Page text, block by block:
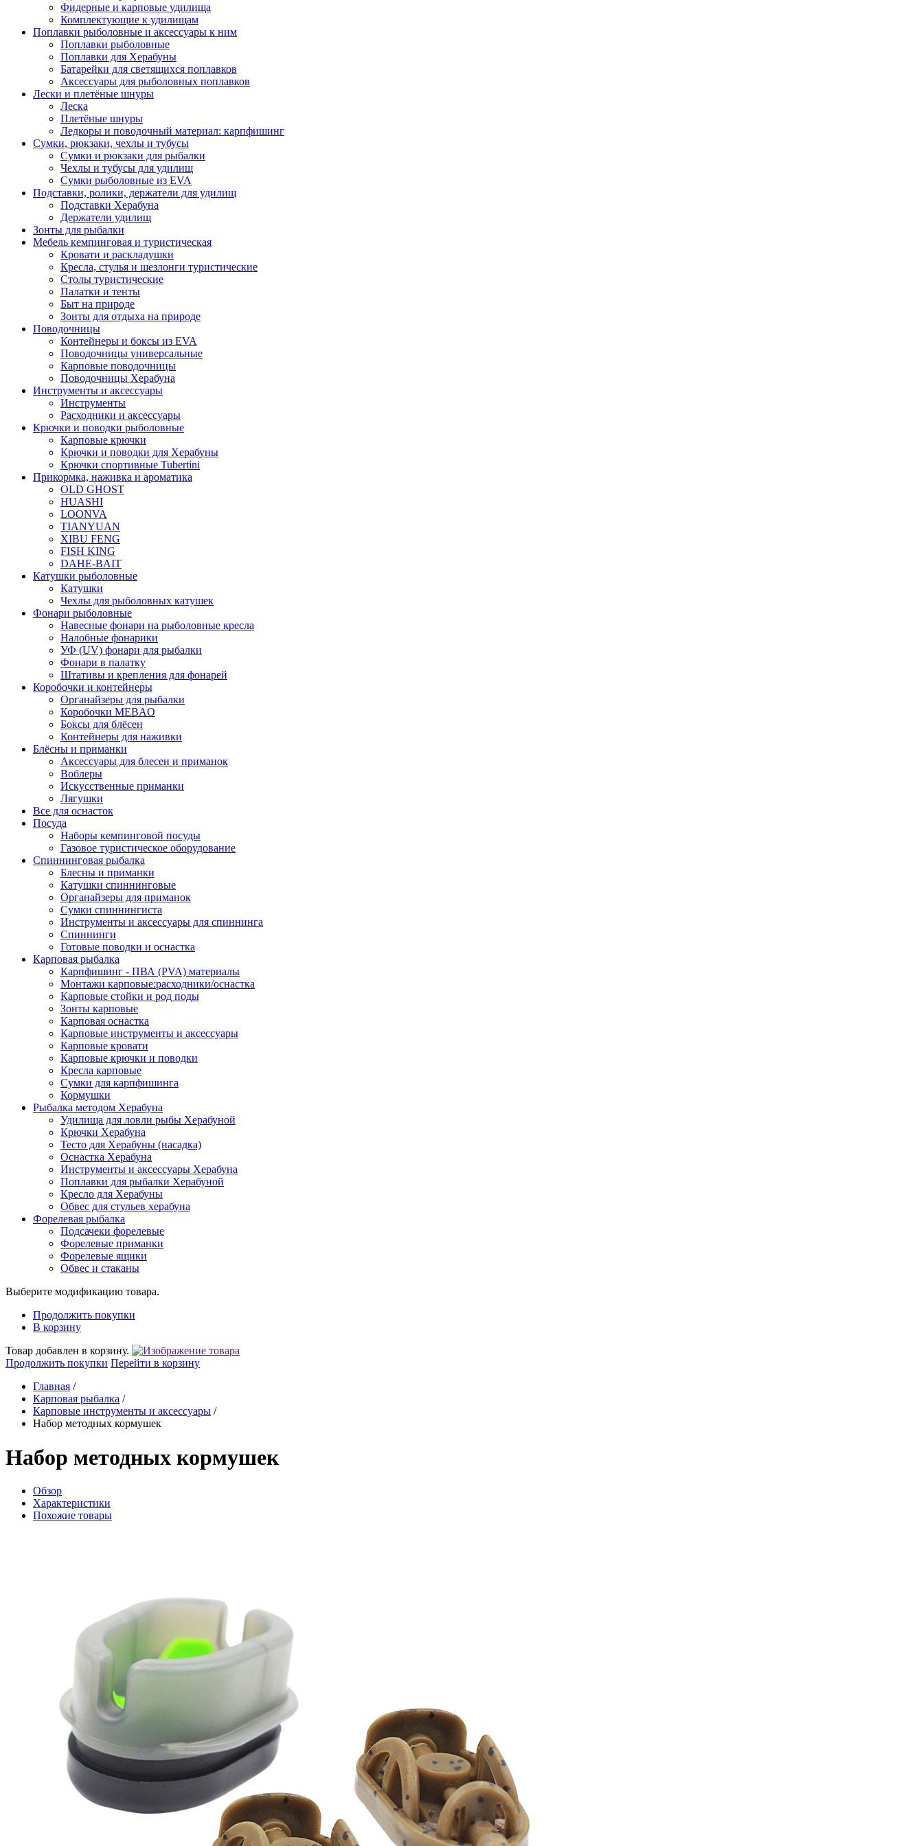
Фидерные и карповые удилища
Комплектующие к удилищам
Поплавки рыболовные и аксессуары к ним
Поплавки рыболовные
Поплавки для Херабуны
Батарейки для светящихся поплавков
Аксессуары для рыболовных поплавков
Лески и плетёные шнуры
Леска
Плетёные шнуры
Ледкоры и поводочный материал: карпфишинг
Сумки, рюкзаки, чехлы и тубусы
Сумки и рюкзаки для рыбалки
Чехлы и тубусы для удилищ
Сумки рыболовные из EVA
Подставки, ролики, держатели для удилищ
Подставки Херабуна
Держатели удилищ
Зонты для рыбалки
Мебель кемпинговая и туристическая
Кровати и раскладушки
Кресла, стулья и шезлонги туристические
Столы туристические
Палатки и тенты
Быт на природе
Зонты для отдыха на природе
Поводочницы
Контейнеры и боксы из EVA
Поводочницы универсальные
Карповые поводочницы
Поводочницы Херабуна
Инструменты и аксессуары
Инструменты
Расходники и аксессуары
Крючки и поводки рыболовные
Карповые крючки
Крючки и поводки для Херабуны
Крючки спортивные Tubertini
Прикормка, наживка и ароматика
OLD GHOST
HUASHI
LOONVA
TIANYUAN
XIBU FENG
FISH KING
DAHE-BAIT
Катушки рыболовные
Катушки
Чехлы для рыболовных катушек
Фонари рыболовные
Навесные фонари на рыболовные кресла
Налобные фонарики
УФ (UV) фонари для рыбалки
Фонари в палатку
Штативы и крепления для фонарей
Коробочки и контейнеры
Органайзеры для рыбалки
Коробочки MEBAO
Боксы для блёсен
Контейнеры для наживки
Блёсны и приманки
Аксессуары для блесен и приманок
Воблеры
Искусственные приманки
Лягушки
Все для оснасток
Посуда
Наборы кемпинговой посуды
Газовое туристическое оборудование
Спиннинговая рыбалка
Блесны и приманки
Катушки спиннинговые
Органайзеры для приманок
Сумки спиннингиста
Инструменты и аксессуары для спиннинга
Спиннинги
Готовые поводки и оснастка
Карповая рыбалка
Карпфишинг - ПВА (PVA) материалы
Монтажи карповые:расходники/оснастка
Карповые стойки и род поды
Зонты карповые
Карповая оснастка
Карповые инструменты и аксессуары
Карповые кровати
Карповые крючки и поводки
Кресла карповые
Сумки для карпфишинга
Кормушки
Рыбалка методом Херабуна
Удилища для ловли рыбы Херабуной
Крючки Херабуна
Тесто для Херабуны (насадка)
Оснастка Херабуна
Инструменты и аксессуары Херабуна
Поплавки для рыбалки Херабуной
Кресло для Херабуны
Обвес для стульев херабуна
Форелевая рыбалка
Подсачеки форелевые
Форелевые приманки
Форелевые ящики
Обвес и стаканы
Выберите модификацию товара.
Продолжить покупки
В корзину
Товар добавлен в корзину.
Продолжить покупки Перейти в корзину
Главная /
Карповая рыбалка /
Карповые инструменты и аксессуары /
Набор методных кормушек
Набор методных кормушек
Обзор
Характеристики
Похожие товары